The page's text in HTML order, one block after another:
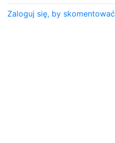
Zaloguj się, by skomentować